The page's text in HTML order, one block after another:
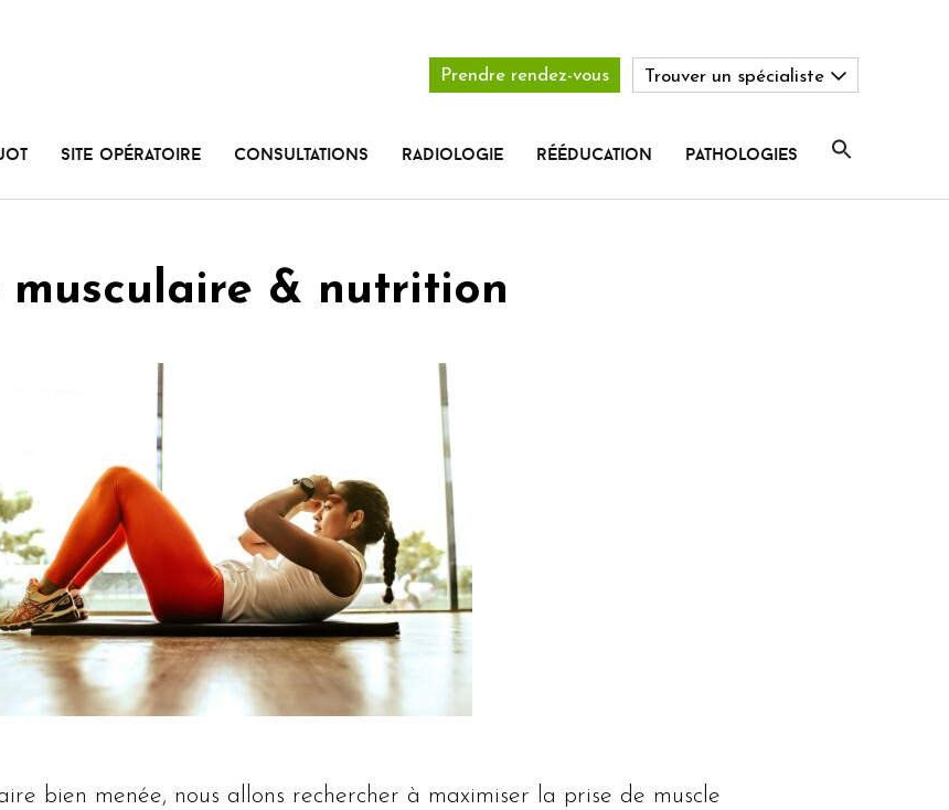
Prendre rendez-vous Trouver un spécialiste
Site opératoire Consultations radiologie rééducation pathologies
musculaire & nutrition
bien menée, nous allons rechercher à maximiser la prise de muscle